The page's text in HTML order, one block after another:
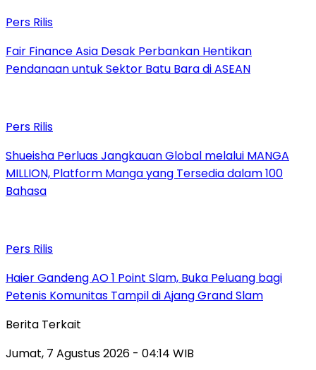
Pers Rilis
Fair Finance Asia Desak Perbankan Hentikan
Pendanaan untuk Sektor Batu Bara di ASEAN
Pers Rilis
Shueisha Perluas Jangkauan Global melalui MANGA
MILLION, Platform Manga yang Tersedia dalam 100
Bahasa
Pers Rilis
Haier Gandeng AO 1 Point Slam, Buka Peluang bagi
Petenis Komunitas Tampil di Ajang Grand Slam
Berita Terkait
Jumat, 7 Agustus 2026 - 04:14 WIB